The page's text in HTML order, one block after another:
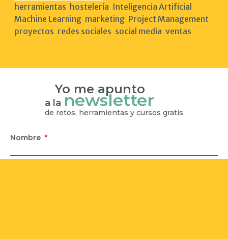
herramientas hostelería Inteligencia Artificial
Machine Learning marketing Project Management
proyectos redes sociales social media ventas
Yo me apunto
a la newsletter
de retos, herramientas y cursos gratis
Nombre *